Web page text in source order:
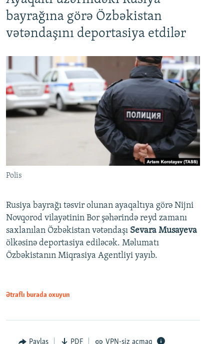
bayrağına görə Özbəkistan
vətəndaşını deportasiya etdilər
Polis
Rusiya bayrağı təsvir olunan ayaqaltıya görə Nijni
Novqorod vilayətinin Bor şəhərində reyd zamanı
saxlanılan Özbəkistan vətəndaşı Sevara Musayeva
ölkəsinə deportasiya ediləcək. Məlumatı
Özbəkistanın Miqrasiya Agentliyi yayıb.
Ətraflı burada oxuyun
Paylaş PDF VPN-siz açmaq